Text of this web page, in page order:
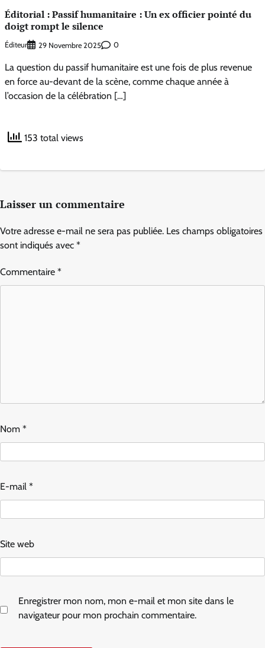
Éditorial : Passif humanitaire : Un ex officier pointé du
doigt rompt le silence
Éditeur 29 Novembre 2025 0
La question du passif humanitaire est une fois de plus revenue
en force au-devant de la scène, comme chaque année à
l’occasion de la célébration […]
153 total views
Laisser un commentaire
Votre adresse e-mail ne sera pas publiée. Les champs obligatoires
sont indiqués avec *
Commentaire *
Nom *
E-mail *
Site web
Enregistrer mon nom, mon e-mail et mon site dans le
navigateur pour mon prochain commentaire.